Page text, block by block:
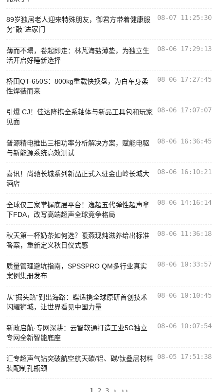
89岁独居老人迎来特殊朋友，御君方带着健康服
务“敲”进家门
08-07 11:25:30
薄而不塌，卷起即走：林芃海盐薄垫，为独立生
活开启好睡新选择
08-06 17:29:13
桥田QT-650S：800kg重载快换盘，为白车身柔
性焊装而来
08-06 17:27:45
引爆 CJ！佳达隆携全系轴体与新品工具包和玩家
见面
08-06 17:07:07
普源精电推出三相功率分析解决方案，赋能电驱
与新能源系统高效测试
08-06 16:36:45
喜讯！尚驰长城系列新品正式入驻金山岭长城大
酒店
08-06 16:10:21
全球仅三家掌握底层平台！逸超五代弹性超声拿
下FDA，改写高端超声全球竞争格局
08-06 14:16:14
秋天第一杯奶茶如何选？暖燕现炖滋养给出标准
答案，重新定义秋日仪式感
08-06 11:36:18
质量管理避坑指南，SPSSPRO QM多行业真实
案例集册发布
08-06 10:33:57
从"掘头路"到出海路：蝶适携全球原研首创技术
闪耀狮城，让世界看见中国力量
08-06 10:10:45
新政启航·专网深耕：云智软通打造工业5G独立
专网全新智能底座
08-06 10:07:54
汇专超声气钻突破航空航天碳/铝、碳/钛叠层材料
装配制孔瓶颈
08-05 17:51:38
1 2 3 › ››